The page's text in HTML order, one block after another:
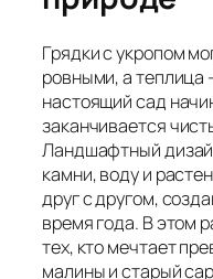
Грядки с укропом
ровными, а
настоящий сад
заканчивается
Ландшафтный
камни, воду и
друг с другом,
время года. В этом
тех, кто мечтает
малины и старый